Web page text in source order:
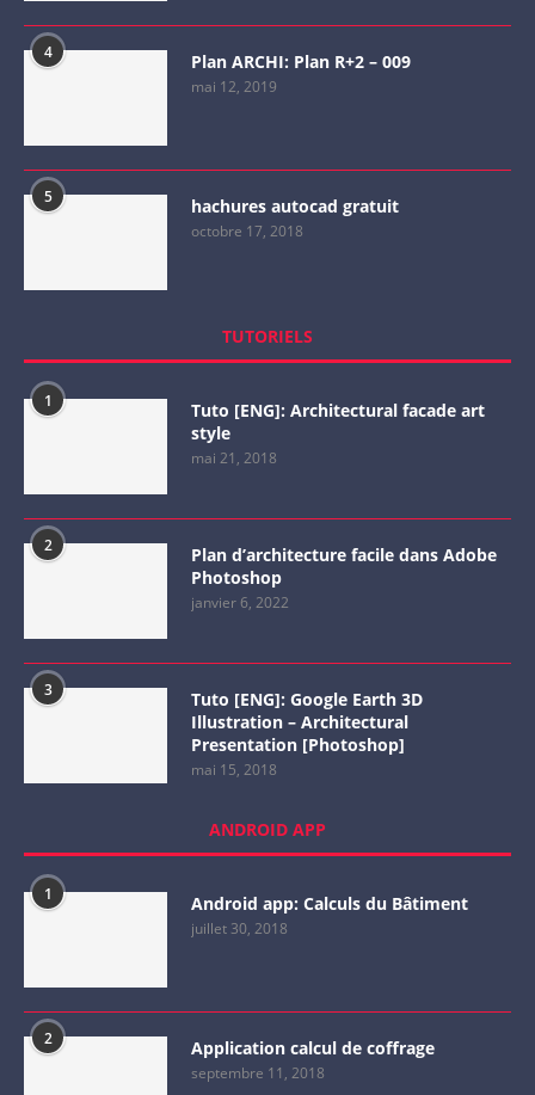
4 Plan ARCHI: Plan R+2 – 009
mai 12, 2019
5 hachures autocad gratuit
octobre 17, 2018
TUTORIELS
1
Tuto [ENG]: Architectural facade art
style
mai 21, 2018
2
Plan d’architecture facile dans Adobe
Photoshop
janvier 6, 2022
3
Tuto [ENG]: Google Earth 3D
Illustration – Architectural
Presentation [Photoshop]
mai 15, 2018
ANDROID APP
1 Android app: Calculs du Bâtiment
juillet 30, 2018
2 Application calcul de coffrage
septembre 11, 2018